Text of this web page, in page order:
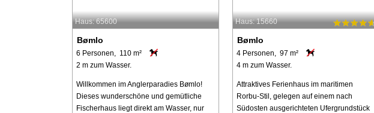
Haus: 65600
Bømlo
6 Personen, 110 m²
2 m zum Wasser.
Willkommen im Anglerparadies Bømlo!
Dieses wunderschöne und gemütliche
Fischerhaus liegt direkt am Wasser, nur
Haus: 15660
Bømlo
4 Personen, 97 m²
4 m zum Wasser.
Attraktives Ferienhaus im maritimen
Rorbu-Stil, gelegen auf einem nach
Südosten ausgerichteten Ufergrundstück